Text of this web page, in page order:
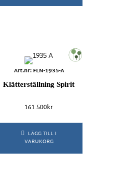
Art.nr: FLN-1935-A
Klätterställning Spirit
161.500kr
LÄGG TILL I
VARUKORG